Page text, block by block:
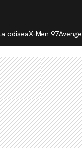
odiseaX-Men 97